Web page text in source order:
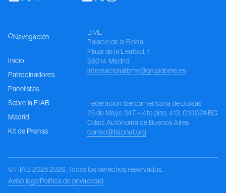
Regístrese
Navegación
Inicio
Patrocinadores
Panelistas
Sobre la FIAB
Madrid
Kit de Prensa
BME
Palacio de la Bolsa
Plaza de la Lealtad, 1
28014 Madrid.
internacionalbme@grupobme.es
Federación Iberoamericana de Bolsas
25 de Mayo 347 – 4to piso, 413, C1002ABG
Cdad. Autónoma de Buenos Aires
correo@fiabnet.org
© FIAB 2025 2026. Todos los derechos reservados.
Aviso legalPolítica de privacidad